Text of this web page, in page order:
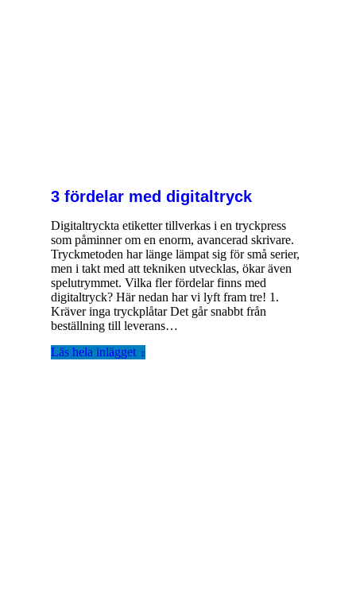
3 fördelar med digitaltryck
Digitaltryckta etiketter tillverkas i en tryckpress
som påminner om en enorm, avancerad skrivare.
Tryckmetoden har länge lämpat sig för små serier,
men i takt med att tekniken utvecklas, ökar även
spelutrymmet. Vilka fler fördelar finns med
digitaltryck? Här nedan har vi lyft fram tre! 1.
Kräver inga tryckplåtar Det går snabbt från
beställning till leverans…
Läs hela inlägget